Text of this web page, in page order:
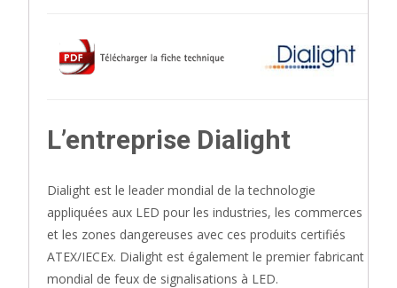
L’entreprise Dialight
Dialight est le leader mondial de la technologie
appliquées aux LED pour les industries, les commerces
et les zones dangereuses avec ces produits certifiés
ATEX/IECEx. Dialight est également le premier fabricant
mondial de feux de signalisations à LED.